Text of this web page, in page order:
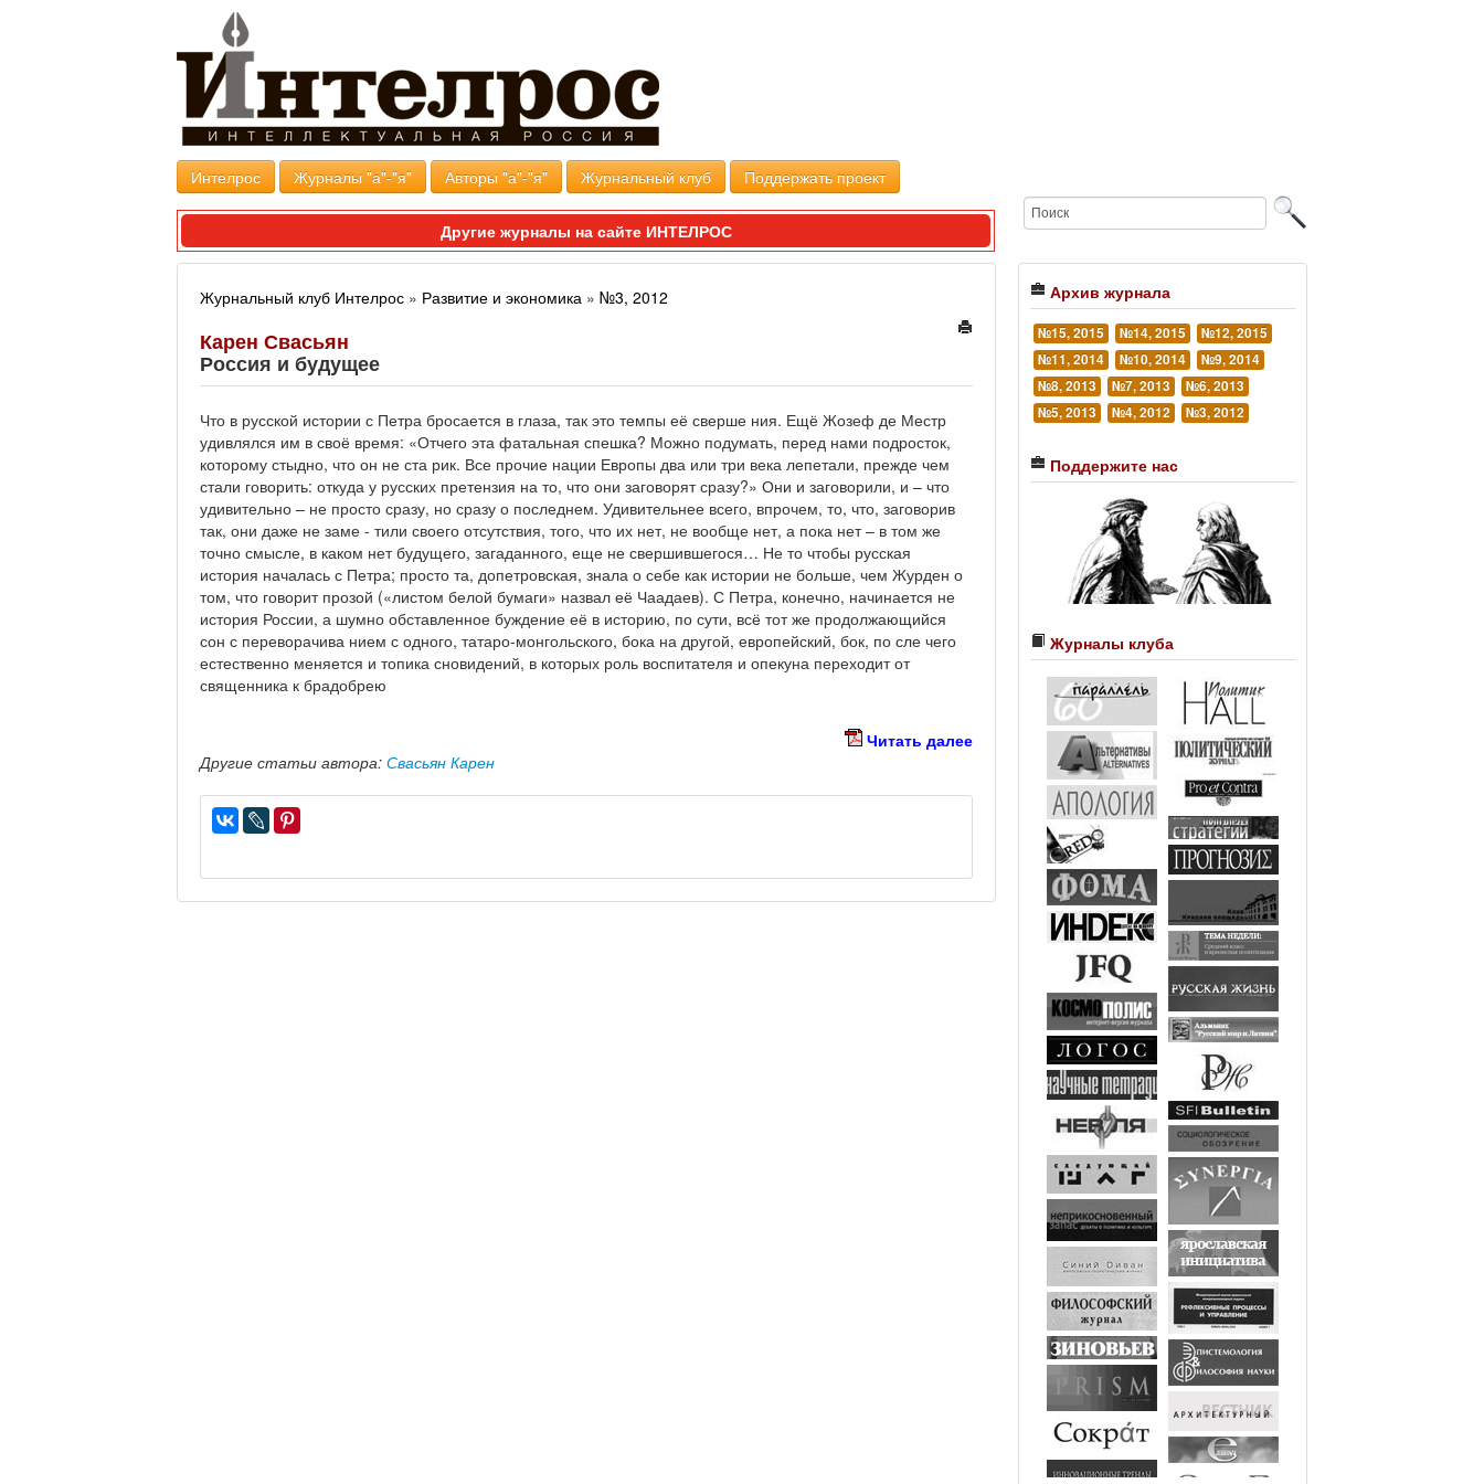
Интелрос Журналы "а"-"я" Авторы "а"-"я" Журнальный клуб Поддержать проект
Другие журналы на сайте ИНТЕЛРОС
Журнальный клуб Интелрос » Развитие и экономика » №3, 2012
Карен Свасьян
Россия и будущее
Что в русской истории с Петра бросается в глаза, так это темпы её сверше ния. Ещё Жозеф де Местр
удивлялся им в своё время: «Отчего эта фатальная спешка? Можно подумать, перед нами подросток,
которому стыдно, что он не ста рик. Все прочие нации Европы два или три века лепетали, прежде чем
стали говорить: откуда у русских претензия на то, что они заговорят сразу?» Они и заговорили, и – что
удивительно – не просто сразу, но сразу о последнем. Удивительнее всего, впрочем, то, что, заговорив
так, они даже не заме - тили своего отсутствия, того, что их нет, не вообще нет, а пока нет – в том же
точно смысле, в каком нет будущего, загаданного, еще не свершившегося… Не то чтобы русская
история началась с Петра; просто та, допетровская, знала о себе как истории не больше, чем Журден о
том, что говорит прозой («листом белой бумаги» назвал её Чаадаев). С Петра, конечно, начинается не
история России, а шумно обставленное буждение её в историю, по сути, всё тот же продолжающийся
сон с переворачива нием с одного, татаро-монгольского, бока на другой, европейский, бок, по сле чего
естественно меняется и топика сновидений, в которых роль воспитателя и опекуна переходит от
священника к брадобрею
Читать далее
Другие статьи автора: Свасьян Карен
Архив журнала
№15, 2015 №14, 2015
№12, 2015
№11, 2014
№10, 2014
№9, 2014
№8, 2013
№7, 2013
№6, 2013
№5, 2013
№4, 2012 №3, 2012
Поддержите нас
Журналы клуба